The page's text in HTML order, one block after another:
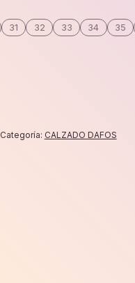
31 32 33 34 35
Categoría: CALZADO DAFOS